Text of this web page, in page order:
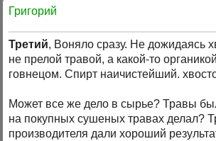
Григорий
Третий, Воняло сразу. Не дожидаясь
не прелой травой, а какой-то
говнецом. Спирт наичистейший.
Может все же дело в сырье? Травы
на покупных сушеных травах делал?
производителя дали хороший